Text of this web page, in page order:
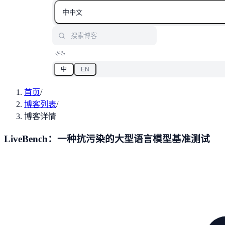
中中文
中 EN
首页/
博客列表/
博客详情
LiveBench：一种抗污染的大型语言模型基准测试